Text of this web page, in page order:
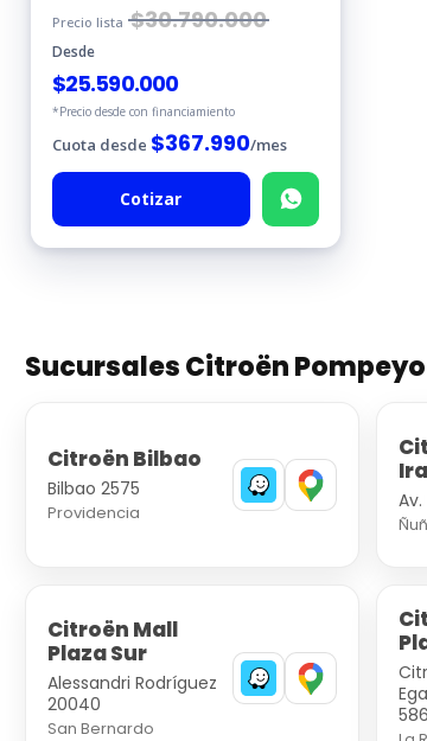
Precio lista $30.790.000
Desde
$25.590.000
*Precio desde con financiamiento
Cuota desde $367.990/mes
Cotizar
Sucursales Citroën Pompeyo
Citroën Bilbao
Bilbao 2575
Providencia
Citroën Mall
Plaza Sur
Alessandri Rodríguez
20040
San Bernardo